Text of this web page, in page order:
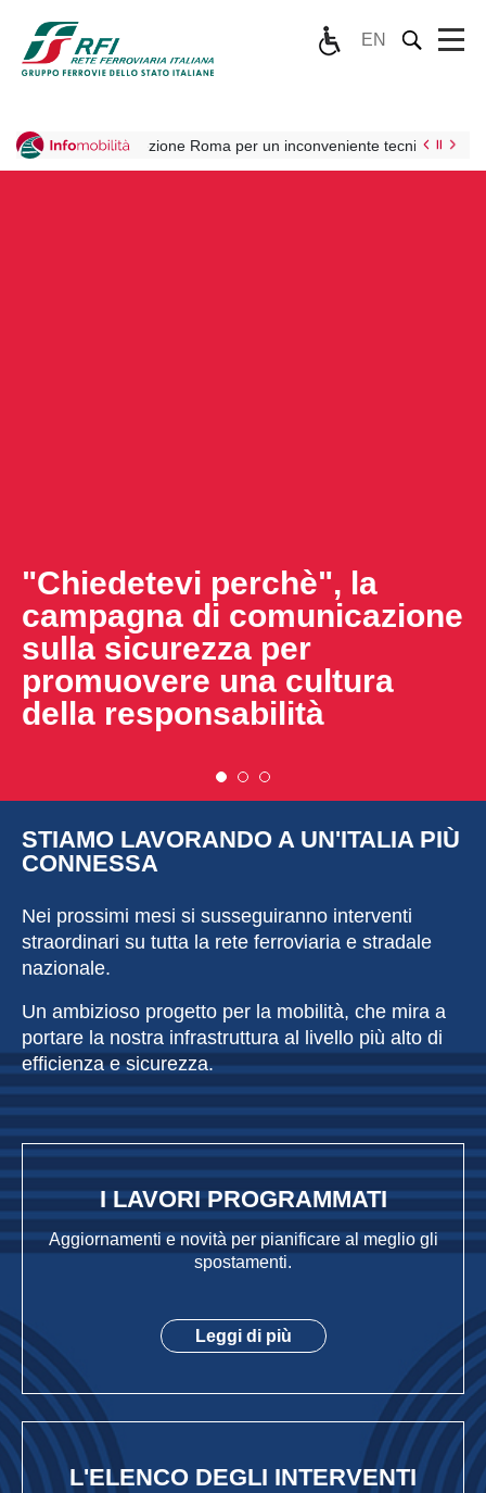
EN
direzione Roma per un inconveniente tecnico sulla linea
"Chiedetevi perchè", la
campagna di comunicazione
sulla sicurezza per
promuovere una cultura
della responsabilità
STIAMO LAVORANDO A UN'ITALIA PIÙ
CONNESSA
Nei prossimi mesi si susseguiranno interventi
straordinari su tutta la rete ferroviaria e stradale
nazionale.
Un ambizioso progetto per la mobilità, che mira a
portare la nostra infrastruttura al livello più alto di
efficienza e sicurezza.
I LAVORI PROGRAMMATI
Aggiornamenti e novità per pianificare al meglio gli
spostamenti.
Leggi di più
L'ELENCO DEGLI INTERVENTI